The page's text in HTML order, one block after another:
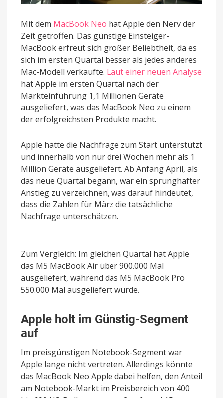
Mit dem MacBook Neo hat Apple den Nerv der
Zeit getroffen. Das günstige Einsteiger-
MacBook erfreut sich großer Beliebtheit, da es
sich im ersten Quartal besser als jedes anderes
Mac-Modell verkaufte. Laut einer neuen Analyse
hat Apple im ersten Quartal nach der
Markteinführung 1,1 Millionen Geräte
ausgeliefert, was das MacBook Neo zu einem
der erfolgreichsten Produkte macht.
Apple hatte die Nachfrage zum Start unterstützt
und innerhalb von nur drei Wochen mehr als 1
Million Geräte ausgeliefert. Ab Anfang April, als
das neue Quartal begann, war ein sprunghafter
Anstieg zu verzeichnen, was darauf hindeutet,
dass die Zahlen für März die tatsächliche
Nachfrage unterschätzen.
Zum Vergleich: Im gleichen Quartal hat Apple
das M5 MacBook Air über 900.000 Mal
ausgeliefert, während das M5 MacBook Pro
550.000 Mal ausgeliefert wurde.
Apple holt im Günstig-Segment
auf
Im preisgünstigen Notebook-Segment war
Apple lange nicht vertreten. Allerdings könnte
das MacBook Neo Apple dabei helfen, den Anteil
am Notebook-Markt im Preisbereich von 400